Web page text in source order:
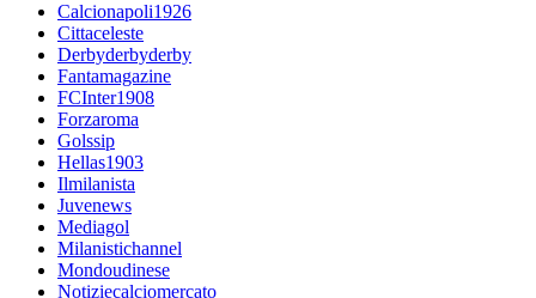
Calcionapoli1926
Cittaceleste
Derbyderbyderby
Fantamagazine
FCInter1908
Forzaroma
Golssip
Hellas1903
Ilmilanista
Juvenews
Mediagol
Milanistichannel
Mondoudinese
Notiziecalciomercato